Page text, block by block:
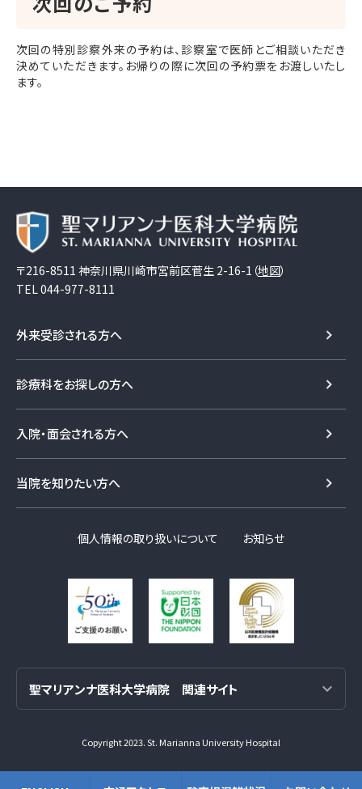
次回の特別診察外来の予約は、診察室で医師とご相談いただき
決めていただきます。お帰りの際に次回の予約票をお渡しいたし
ます。
〒216-8511 神奈川県川崎市宮前区菅生 2-16-1（地図）
TEL044-977-8111
外来受診される方へ
診療科をお探しの方へ
入院・面会される方へ
当院を知りたい方へ
個人情報の取り扱いについて お知らせ
Copyright 2023. St. Marianna University Hospital